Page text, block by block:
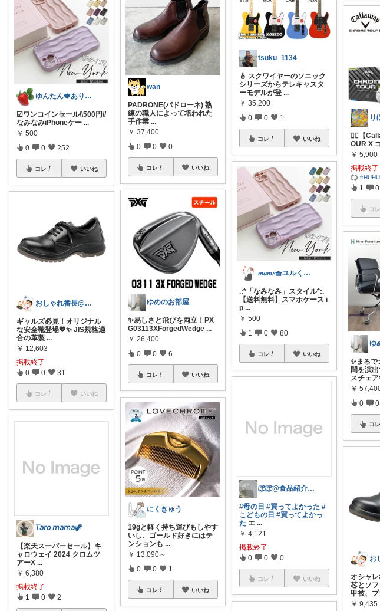
ゆんたん🍓ありがとう(୨୧•͈ᴗ•͈)
☑︎ワンコインセール\\500円//
なみなみiPhoneケー ...
￥ 500
0 0 252
コレ いいね
おしゃれ番長@フォローで幸せが訪れます
ギャルズ必見！オリジナル
な安全靴登場💖✨ JIS規格適
合の革製 ...
￥ 12,603
掲載終了
0 0 31
コレ いいね
𝘛𝘢𝘳𝘰 𝘮𝘢𝘮𝘢🦖
【楽天スーパーセール】キ
ャロウェイ 2024 クロムツ
アーX ...
￥ 6,380
掲載終了
1 0 2
wan
PADRONE(パドローネ) 熟
練の職人によって培われた
手作業 ...
￥ 37,400
0 0 0
コレ いいね
ゆめのお部屋
✨易しさと飛びを両立！PX
G03113XForgedWedge ...
￥ 26,400
0 0 6
コレ いいね
にくきゅう
19gと軽く持ち運びもしやす
いし、ゴールド好きにはテ
ンションも ...
￥ 13,090～
0 0 1
コレ いいね
tsuku_1134
🎸 スクワイヤーのソニック
シリーズからテレキャスタ
ーモデルが登 ...
￥ 35,200
0 0 1
コレ いいね
𝑚𝑎𝑚𝑒🧺ユルく活動中
.:*「なみなみ」スタイル*:.
【送料無料】スマホケース i
p ...
￥ 500
1 0 80
コレ いいね
ぽぽ@食品紹介 お礼はプロフ
#母の日 #買ってよかった #
こどもの日 #買ってよかっ
た エ ...
￥ 4,121
掲載終了
0 0 0
コレ いいね
🏌️‍♂️【
OUR X
￥ 5,900
掲載終了
1 0
コレ
ゆ
✨まる
間を演
スチェ
￥
0 0
コレ
オシャ
芯とソ
甲被、
￥ 9,435